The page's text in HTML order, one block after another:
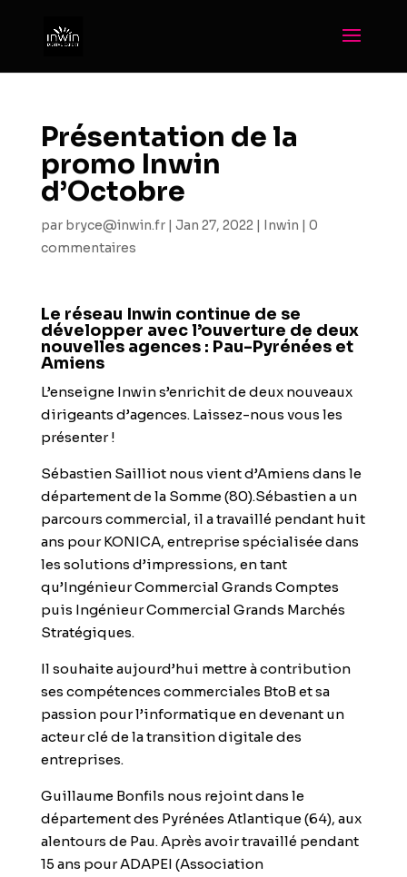
Présentation de la
promo Inwin
d’Octobre
par bryce@inwin.fr| Jan 27, 2022| Inwin | 0
commentaires
Le réseau Inwin continue de se
développer avec l’ouverture de deux
nouvelles agences : Pau-Pyrénées et
Amiens
L’enseigne Inwin s’enrichit de deux nouveaux
dirigeants d’agences. Laissez-nous vous les
présenter !
Sébastien Sailliotnous vient d’Amiens dans le
département de la Somme (80).Sébastien a un
parcours commercial, il a travaillé pendant huit
ans pour KONICA, entreprise spécialisée dans
les solutions d’impressions, en tant
qu’Ingénieur Commercial Grands Comptes
puis Ingénieur Commercial Grands Marchés
Stratégiques.
Il souhaite aujourd’hui mettre à contribution
ses compétences commerciales BtoB et sa
passion pour l’informatique en devenant un
acteur clé de latransition digitale des
entreprises.
Guillaume Bonfils nous rejoint dans le
département des Pyrénées Atlantique (64), aux
alentours de Pau. Après avoir travaillé pendant
15 ans pour ADAPEI (Association